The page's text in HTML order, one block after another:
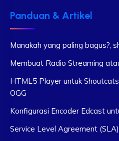
Panduan & Artikel
Manakah yang paling bagus?,
Membuat Radio Streaming
HTML5 Player untuk
OGG
Konfigurasi Encoder Edcast
Service Level Agreement (SLA)